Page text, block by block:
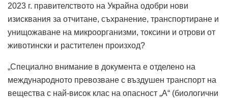
2023 г. правителството на Украйна одобри нови
изисквания за отчитане, съхранение, транспортиране и
унищожаване на микроорганизми, токсини и отрови от
животински и растителен произход?
„Специално внимание в документа е отделено на
международното превозване с въздушен транспорт на
вещества с най-висок клас на опасност „А“ (биологични